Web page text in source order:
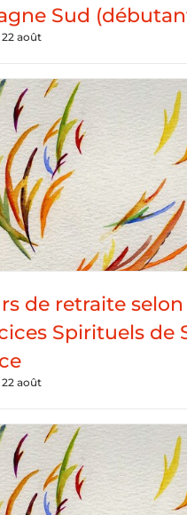
Sud
22 août
de retraite selon
Spirituels de
22 août